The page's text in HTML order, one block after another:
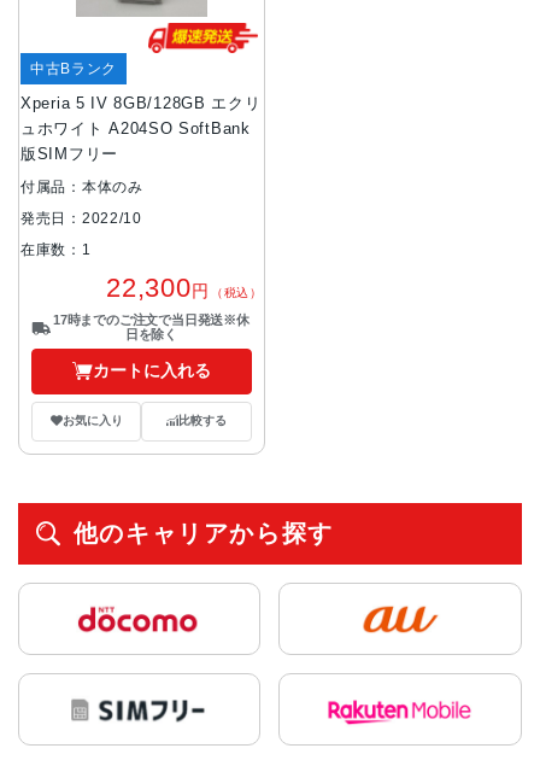
Xperia 5 IV 8GB/128GB エクリ
ュホワイト A204SO SoftBank
版SIMフリー
中古Bランク
付属品：本体のみ
発売日：2022/10
在庫数：1
22,300円 （税込）
17時までのご注文で当日発送※休
日を除く
カートに入れる
お気に入り 比較する
他のキャリアから探す